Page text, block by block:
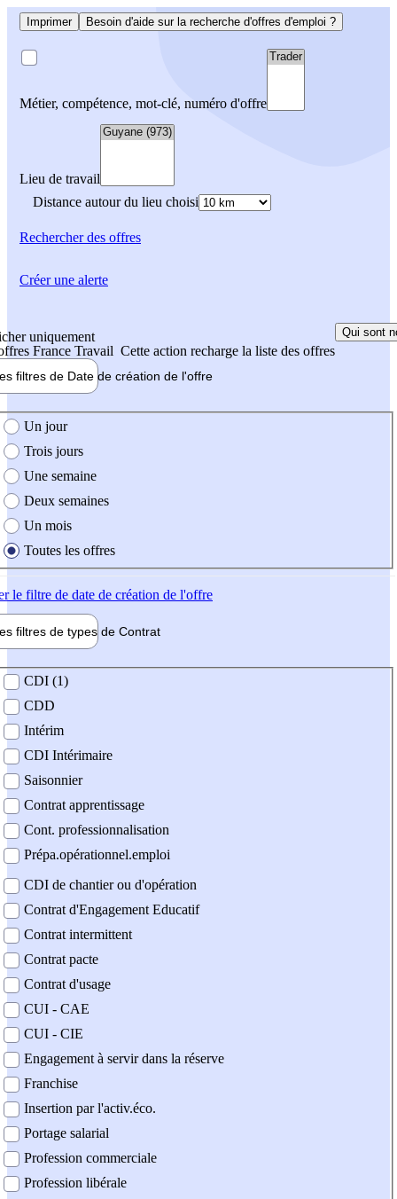
Imprimer Besoin d'aide sur la recherche d'offres d'emploi ?
Métier, compétence, mot-clé, numéro d'offre
Lieu de travail
Distance autour du lieu choisi
Rechercherdes offres
uniquement
France Travail Cette action recharge la liste des offres
Qui sont
filtres de Date de création de l'offre
création de l'offre
Un jour
Trois jours
Une semaine
Deux semaines
Un mois
Toutes les offres
le filtre de date de création de l'offre
filtres de types de Contrat
contrat
CDI (1)
CDD
Intérim
CDI Intérimaire
Saisonnier
Contrat apprentissage
Cont. professionnalisation
Prépa.opérationnel.emploi
CDI de chantier ou d'opération
Contrat d'Engagement Educatif
Contrat intermittent
Contrat pacte
Contrat d'usage
CUI - CAE
CUI - CIE
Engagement à servir dans la réserve
Franchise
Insertion par l'activ.éco.
Portage salarial
Profession commerciale
Profession libérale
Créer une alerte